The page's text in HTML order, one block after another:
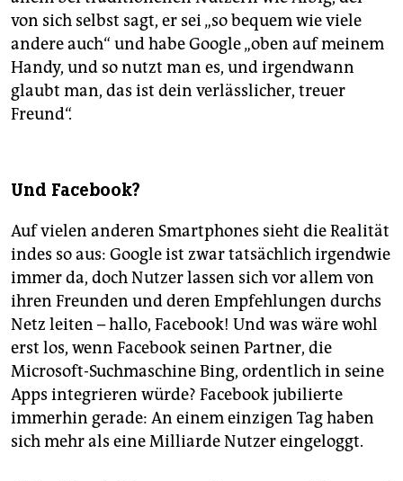
von sich selbst sagt, er sei „so bequem wie viele
andere auch“ und habe Google „oben auf meinem
Handy, und so nutzt man es, und irgendwann
glaubt man, das ist dein verlässlicher, treuer
Freund“.
Und Facebook?
Auf vielen anderen Smartphones sieht die Realität
indes so aus: Google ist zwar tatsächlich irgendwie
immer da, doch Nutzer lassen sich vor allem von
ihren Freunden und deren Empfehlungen durchs
Netz leiten – hallo, Facebook! Und was wäre wohl
erst los, wenn Facebook seinen Partner, die
Microsoft-Suchmaschine Bing, ordentlich in seine
Apps integrieren würde? Facebook jubilierte
immerhin gerade: An einem einzigen Tag haben
sich mehr als eine Milliarde Nutzer eingeloggt.